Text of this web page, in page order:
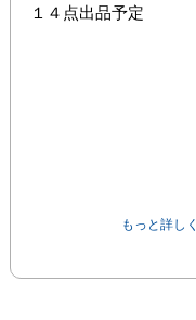
１４点出品予定
もっと詳しく